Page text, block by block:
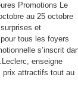
Promotions Le
au 25 octobre
et
tous les foyers
s’inscrit
enseigne
prix attractifs tout au